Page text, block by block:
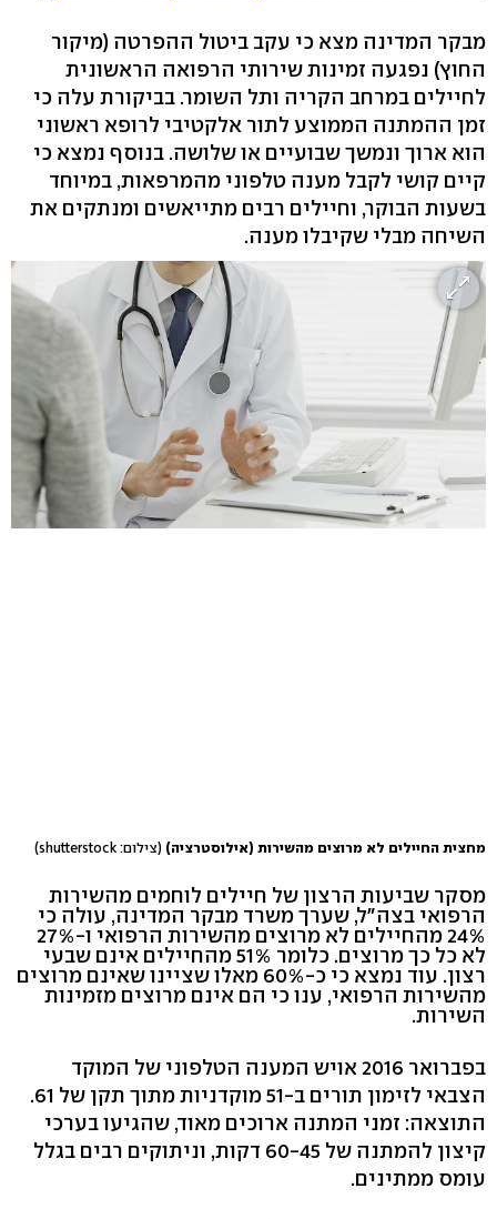
מבקר המדינה מצא כי עקב ביטול ההפרטה (מיקור
החוץ) נפגעה זמינות שירותי הרפואה הראשונית
לחיילים במרחב הקריה ותל השומר. בביקורת עלה כי
זמן ההמתנה הממוצע לתור אלקטיבי לרופא ראשוני
הוא ארוך ונמשך שבועיים או שלושה. בנוסף נמצא כי
קיים קושי לקבל מענה טלפוני מהמרפאות, במיוחד
בשעות הבוקר, וחיילים רבים מתייאשים ומנתקים את
השיחה מבלי שקיבלו מענה.
מחצית החיילים לא מרוצים מהשירות (אילוסטרציה) (צילום: shutterstock)
מסקר שביעות הרצון של חיילים לוחמים מהשירות
הרפואי בצה"ל, שערך משרד מבקר המדינה, עולה כי
24% מהחיילים לא מרוצים מהשירות הרפואי ו-27%
לא כל כך מרוצים. כלומר 51% מהחיילים אינם שבעי
רצון. עוד נמצא כי כ-60% מאלו שציינו שאינם מרוצים
מהשירות הרפואי, ענו כי הם אינם מרוצים מזמינות
השירות.
בפברואר 2016 אויש המענה הטלפוני של המוקד
הצבאי לזימון תורים ב-51 מוקדניות מתוך תקן של 61.
התוצאה: זמני המתנה ארוכים מאוד, שהגיעו בערכי
קיצון להמתנה של 60-45 דקות, וניתוקים רבים בגלל
עומס ממתינים.